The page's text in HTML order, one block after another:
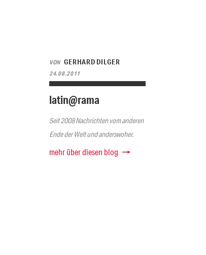
VON GERHARD DILGER
24.08.2011
latin@rama
Seit 2008 Nachrichten vom anderen
Ende der Welt und anderswoher.
mehr über diesen blog